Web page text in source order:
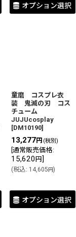
オプション選択
童磨 コスプレ衣
装 鬼滅の刃 コス
チューム
JUJUcosplay
[DM10190]
13,277円 (税別)
通常販売価格:
15,620 円]
(税込: 14,605円)
オプション選択